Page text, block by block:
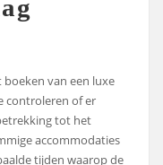
van een luxe
controleren of er
tot het
accommodaties
tijden waarop de